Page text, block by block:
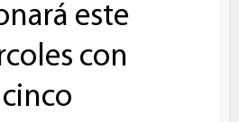
este
con
cinco